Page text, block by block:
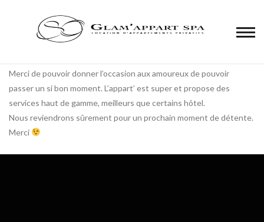
Merci de pouvoir donner l’occasion aux amoureux de pouvoir
passer un si bon moment. L’appart’ est super et propose des
services haut de gamme, meilleurs que certains hôtel.
Nous reviendrons sûrement pour un prochain moment de détente.
Merci